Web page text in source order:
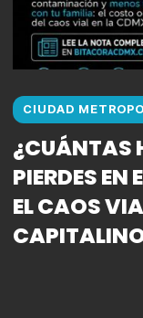
CIUDAD
¿CUÁNTAS
PIERDES
EL CAOS